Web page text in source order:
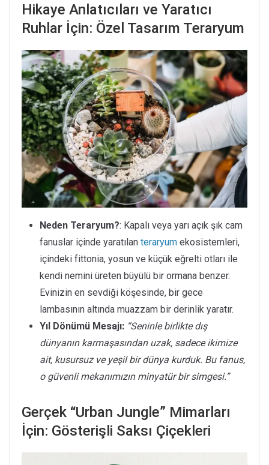
Hikaye Anlatıcıları ve Yaratıcı
Ruhlar İçin: Özel Tasarım Teraryum
Neden Teraryum?: Kapalı veya yarı açık şık cam
fanuslar içinde yaratılan teraryum ekosistemleri,
içindeki fittonia, yosun ve küçük eğrelti otları ile
kendi nemini üreten büyülü bir ormana benzer.
Evinizin en sevdiği köşesinde, bir gece
lambasının altında muazzam bir derinlik yaratır.
Yıl Dönümü Mesajı: “Seninle birlikte dış
dünyanın karmaşasından uzak, sadece ikimize
ait, kusursuz ve yeşil bir dünya kurduk. Bu fanus,
o güvenli mekanımızın minyatür bir simgesi.”
Gerçek “Urban Jungle” Mimarları
İçin: Gösterişli Saksı Çiçekleri